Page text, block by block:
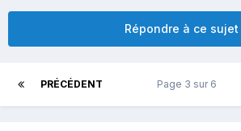
Répondre à ce sujet
PRÉCÉDENT Page 3 sur 6